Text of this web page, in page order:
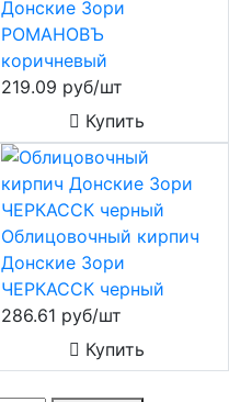
Донские Зори
РОМАНОВЪ
коричневый
219.09 руб/шт
Купить
Облицовочный кирпич
Донские Зори
ЧЕРКАССК черный
286.61 руб/шт
Купить